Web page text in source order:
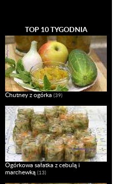
TOP 10 TYGODNIA
Chutney z ogórka (39)
Ogórkowa sałatka z cebulą i
marchewką (13)